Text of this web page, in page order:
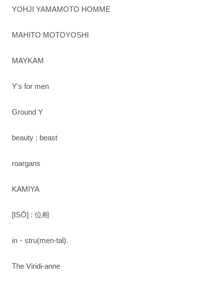
YOHJI YAMAMOTO HOMME
MAHITO MOTOYOSHI
MAYKAM
Y's for men
Ground Y
beauty : beast
roargans
KAMIYA
[ISŌ] : 位相
in・stru(men-tal).
The Viridi-anne